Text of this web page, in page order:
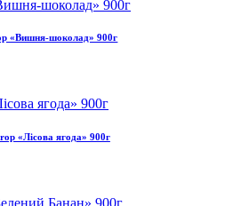
«Вишня-шоколад» 900г
«Лісова ягода» 900г